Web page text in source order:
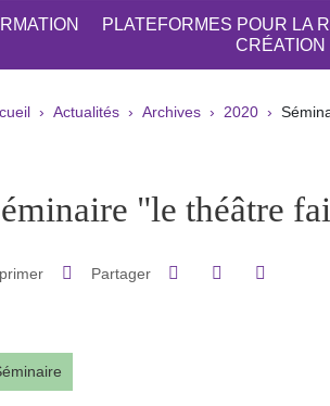
PLATEFORMES POUR LA
CRÉATION
d'Ariane
Actualités Archives 2020
Sidebar"le théâtre
Partager Partager sur Facebook
Partager sur